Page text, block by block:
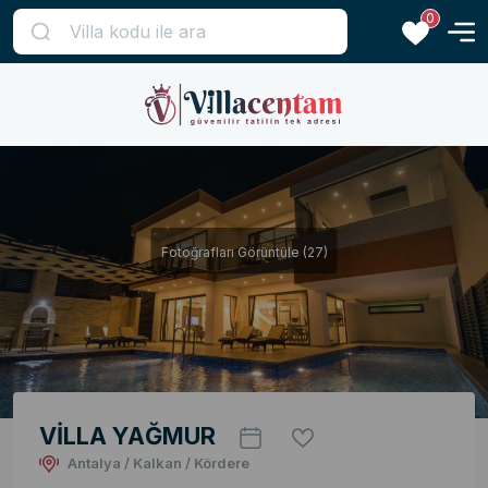
0
Fotoğrafları Görüntüle (27)
VİLLA YAĞMUR
Antalya / Kalkan / Kördere